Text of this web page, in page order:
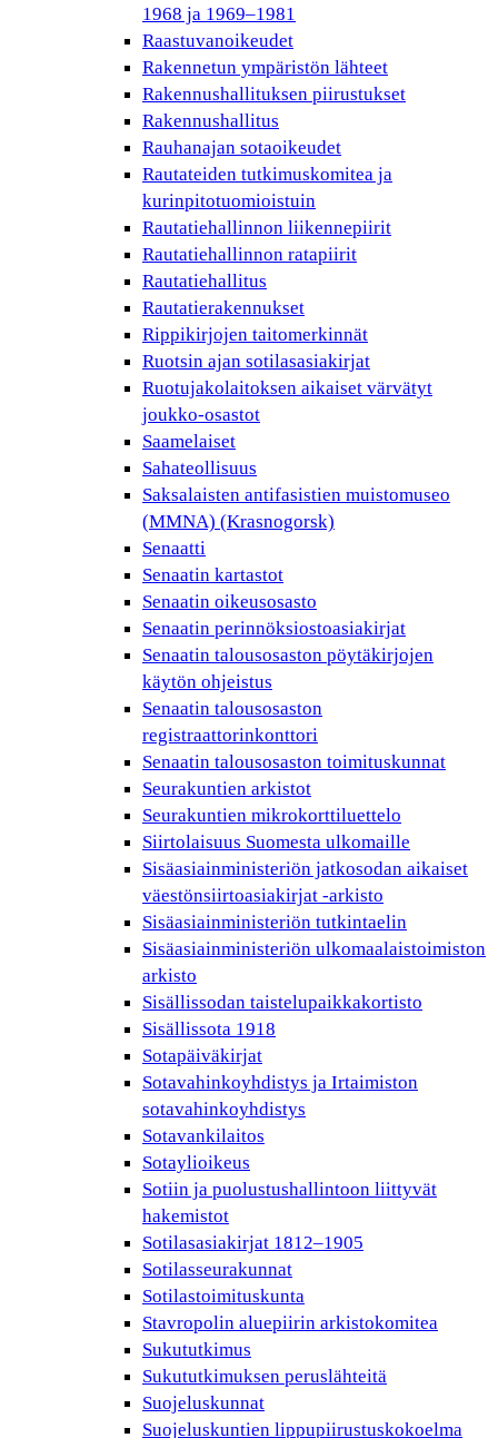
1968 ja 1969–1981
Raastuvanoikeudet
Rakennetun ympäristön lähteet
Rakennushallituksen piirustukset
Rakennushallitus
Rauhanajan sotaoikeudet
Rautateiden tutkimuskomitea ja
kurinpitotuomioistuin
Rautatiehallinnon liikennepiirit
Rautatiehallinnon ratapiirit
Rautatiehallitus
Rautatierakennukset
Rippikirjojen taitomerkinnät
Ruotsin ajan sotilasasiakirjat
Ruotujakolaitoksen aikaiset värvätyt
joukko-osastot
Saamelaiset
Sahateollisuus
Saksalaisten antifasistien muistomuseo
(MMNA) (Krasnogorsk)
Senaatti
Senaatin kartastot
Senaatin oikeusosasto
Senaatin perinnöksiostoasiakirjat
Senaatin talousosaston pöytäkirjojen
käytön ohjeistus
Senaatin talousosaston
registraattorinkonttori
Senaatin talousosaston toimituskunnat
Seurakuntien arkistot
Seurakuntien mikrokorttiluettelo
Siirtolaisuus Suomesta ulkomaille
Sisäasiainministeriön jatkosodan aikaiset
väestönsiirtoasiakirjat -arkisto
Sisäasiainministeriön tutkintaelin
Sisäasiainministeriön ulkomaalaistoimiston
arkisto
Sisällissodan taistelupaikkakortisto
Sisällissota 1918
Sotapäiväkirjat
Sotavahinkoyhdistys ja Irtaimiston
sotavahinkoyhdistys
Sotavankilaitos
Sotaylioikeus
Sotiin ja puolustushallintoon liittyvät
hakemistot
Sotilasasiakirjat 1812–1905
Sotilasseurakunnat
Sotilastoimituskunta
Stavropolin aluepiirin arkistokomitea
Sukututkimus
Sukututkimuksen peruslähteitä
Suojeluskunnat
Suojeluskuntien lippupiirustuskokoelma